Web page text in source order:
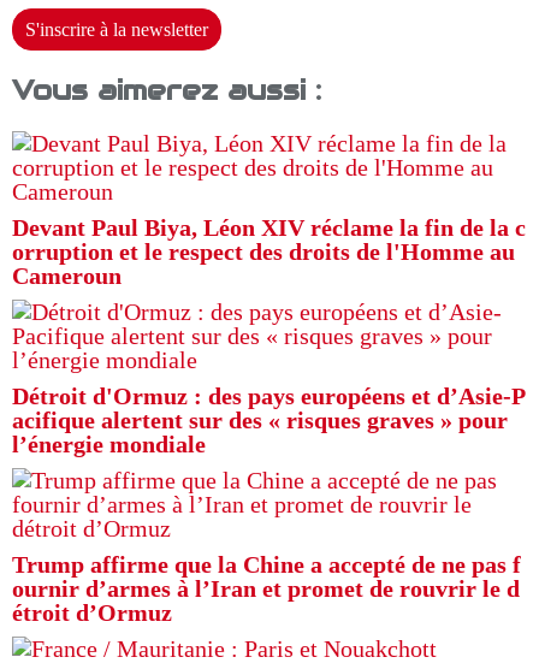
S'inscrire à la newsletter
Vous aimerez aussi :
Devant Paul Biya, Léon XIV réclame la fin de la c
orruption et le respect des droits de l'Homme au
Cameroun
Détroit d'Ormuz : des pays européens et d’Asie-P
acifique alertent sur des « risques graves » pour
l’énergie mondiale
Trump affirme que la Chine a accepté de ne pas f
ournir d’armes à l’Iran et promet de rouvrir le d
étroit d’Ormuz